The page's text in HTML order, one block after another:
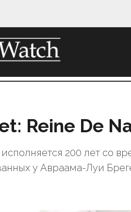
Reine De
исполняется 200 лет со
у Авраама-Луи